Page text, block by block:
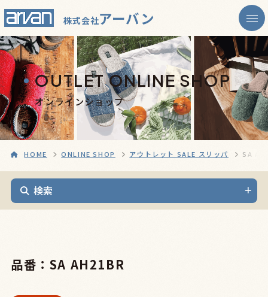
株式会社アーバン
OUTLET ONLINE SHOP
オンラインショップ
HOME ONLINE SHOP アウトレット SALE スリッパ SA
検索
品番：SA AH21BR